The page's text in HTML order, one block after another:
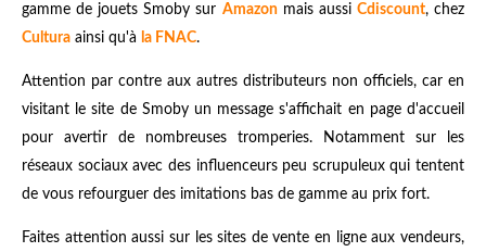
gamme de jouets Smoby sur Amazonmais aussi Cdiscount, chez
Cultura ainsi qu'à la FNAC.
Attention par contre aux autres distributeurs non officiels, car en
visitant le site de Smoby un message s'affichait en page d'accueil
pour avertir de nombreuses tromperies. Notamment sur les
réseaux sociaux avec des influenceurs peu scrupuleux qui tentent
de vous refourguer des imitations bas de gamme au prix fort.
Faites attention aussi sur les sites de vente en ligne aux vendeurs,